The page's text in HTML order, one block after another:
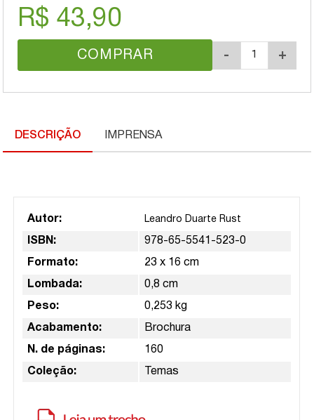
R$ 43,90
COMPRAR - +
DESCRIÇÃO IMPRENSA
Autor: Leandro Duarte Rust
ISBN: 978-65-5541-523-0
Formato: 23 x 16 cm
Lombada: 0,8 cm
Peso: 0,253 kg
Acabamento: Brochura
N. de páginas: 160
Coleção: Temas